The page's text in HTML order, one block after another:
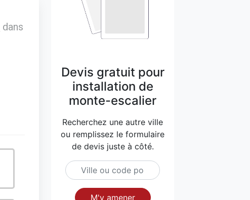
dans
Devis gratuit pour
installation de
monte-escalier
Recherchez une autre ville
ou remplissez le formulaire
de devis juste à côté.
M'y amener